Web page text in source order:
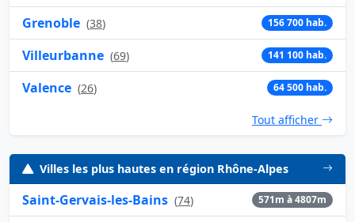
Grenoble (38) 156 700 hab.
Villeurbanne (69) 141 100 hab.
Valence (26) 64 500 hab.
Tout afficher
Villes les plus hautes en région Rhône-Alpes
Saint-Gervais-les-Bains (74) 571m à 4807m